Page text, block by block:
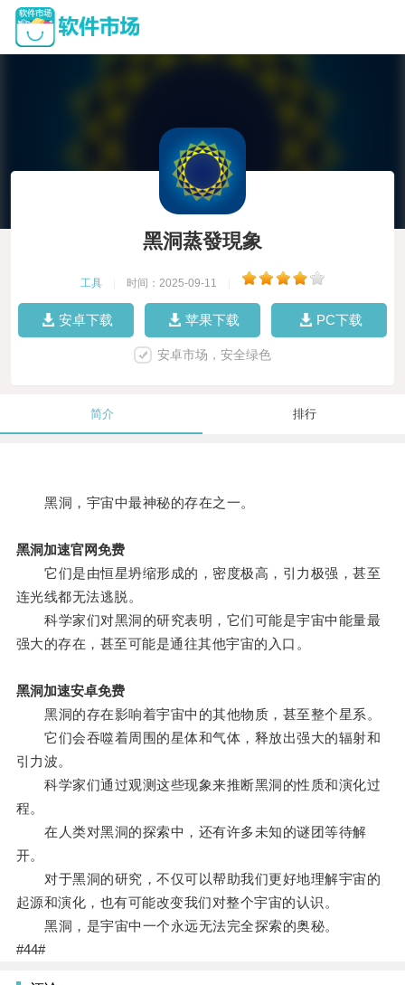
黑洞蒸發現象
工具 时间：2025-09-11
安卓下载 苹果下载 PC下载
安卓市场，安全绿色
简介 排行
黑洞，宇宙中最神秘的存在之一。
黑洞加速官网免费
它们是由恒星坍缩形成的，密度极高，引力极强，甚至
连光线都无法逃脱。
科学家们对黑洞的研究表明，它们可能是宇宙中能量最
强大的存在，甚至可能是通往其他宇宙的入口。
黑洞加速安卓免费
黑洞的存在影响着宇宙中的其他物质，甚至整个星系。
它们会吞噬着周围的星体和气体，释放出强大的辐射和
引力波。
科学家们通过观测这些现象来推断黑洞的性质和演化过
程。
在人类对黑洞的探索中，还有许多未知的谜团等待解
开。
对于黑洞的研究，不仅可以帮助我们更好地理解宇宙的
起源和演化，也有可能改变我们对整个宇宙的认识。
黑洞，是宇宙中一个永远无法完全探索的奥秘。
#44#